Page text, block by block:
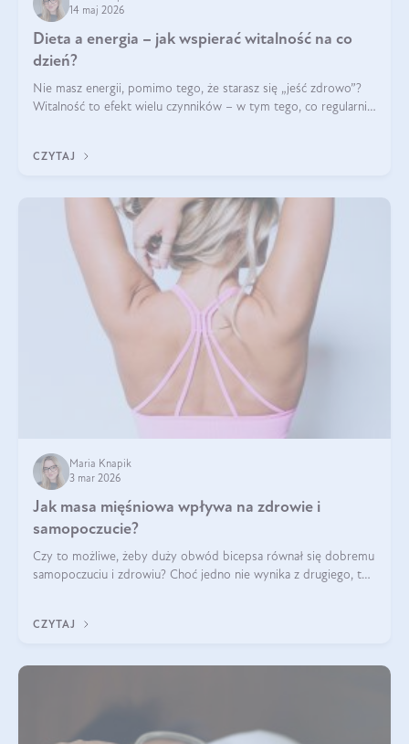
14 maj 2026
Dieta a energia – jak wspierać witalność na co
dzień?
Nie masz energii, pomimo tego, że starasz się „jeść zdrowo”?
Witalność to efekt wielu czynników – w tym tego, co regularnie
CZYTAJ
Maria Knapik
3 mar 2026
Jak masa mięśniowa wpływa na zdrowie i
samopoczucie?
Czy to możliwe, żeby duży obwód bicepsa równał się dobremu
samopoczuciu i zdrowiu? Choć jedno nie wynika z drugiego, to
wyjaśnimy.
CZYTAJ